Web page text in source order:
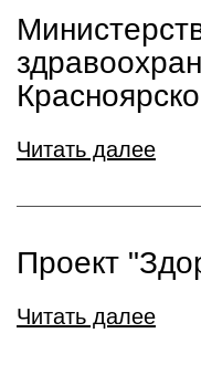
Читать далее
Проект
Читать далее